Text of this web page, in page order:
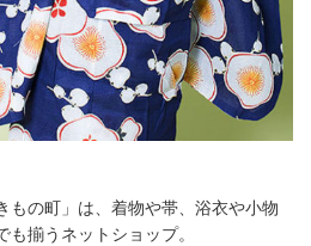
もの町」は、着物や帯、浴衣や小物
揃うネットショップ。